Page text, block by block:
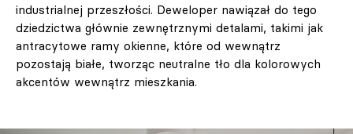
industrialnej przeszłości. Deweloper nawiązał do tego
dziedzictwa głównie zewnętrznymi detalami, takimi jak
antracytowe ramy okienne, które od wewnątrz
pozostają białe, tworząc neutralne tło dla kolorowych
akcentów wewnątrz mieszkania.